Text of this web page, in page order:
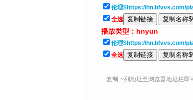
伦理$https://hn.bfvvs.com/
全选
播放类型： hnyun
伦理$https://hn.bfvvs.com/
全选
复制下列地址至浏览器地址栏即